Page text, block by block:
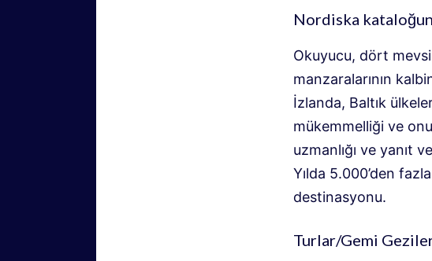
Nordiska
Okuyucu, dört
manzaralarının
İzlanda, Baltık
mükemmelliği ve
uzmanlığı ve yanıt
Yılda 5.000’den
destinasyonu.
Turlar/Gemi